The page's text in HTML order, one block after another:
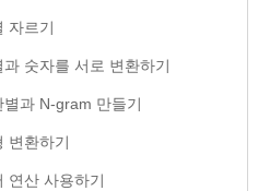
자르기
숫자를 서로 변환하기
과 N-gram 만들기
변환하기
연산 사용하기